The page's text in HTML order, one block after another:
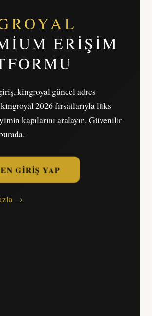
ERIŞIM
kingroyal güncel adres
2026 fırsatlarıyla lüks
kapılarını aralayın. Güvenilir
GIRIŞ YAP
→